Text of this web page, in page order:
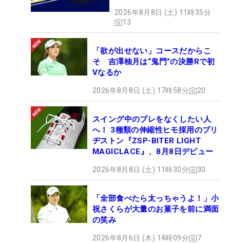
2026年8月8日 (土) 11時35分
13
「欲が出せない」コースだからこ
そ 吉澤柚月は“鬼門”の決勝Rで初
Vなるか
2026年8月8日 (土) 17時58分 20
スイング中のブレをなくしたい人
へ！ 3種類の伸縮性ヒモ採用のブリ
ヂストン『ZSP-BITER LIGHT
MAGICLACE』、8月8日デビュー
2026年8月8日 (土) 11時30分 30
「全部食べたら太っちゃうよ！」小
祝さくらが大量のお菓子を前に満面
の笑み
2026年8月6日 (木) 14時09分 7